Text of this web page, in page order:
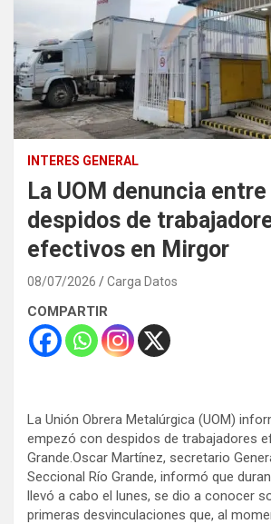
INTERES GENERAL
La UOM denuncia
despidos de
efectivos en Mirgor
08/07/2026 Carga Datos
COMPARTIR
La Unión Obrera Metalúrgica (UOM)
empezó con despidos de trabajadores
Grande.Oscar Martínez, secretario
Seccional Río Grande, informó que
llevó a cabo el lunes, se dio a conocer
primeras desvinculaciones que, al